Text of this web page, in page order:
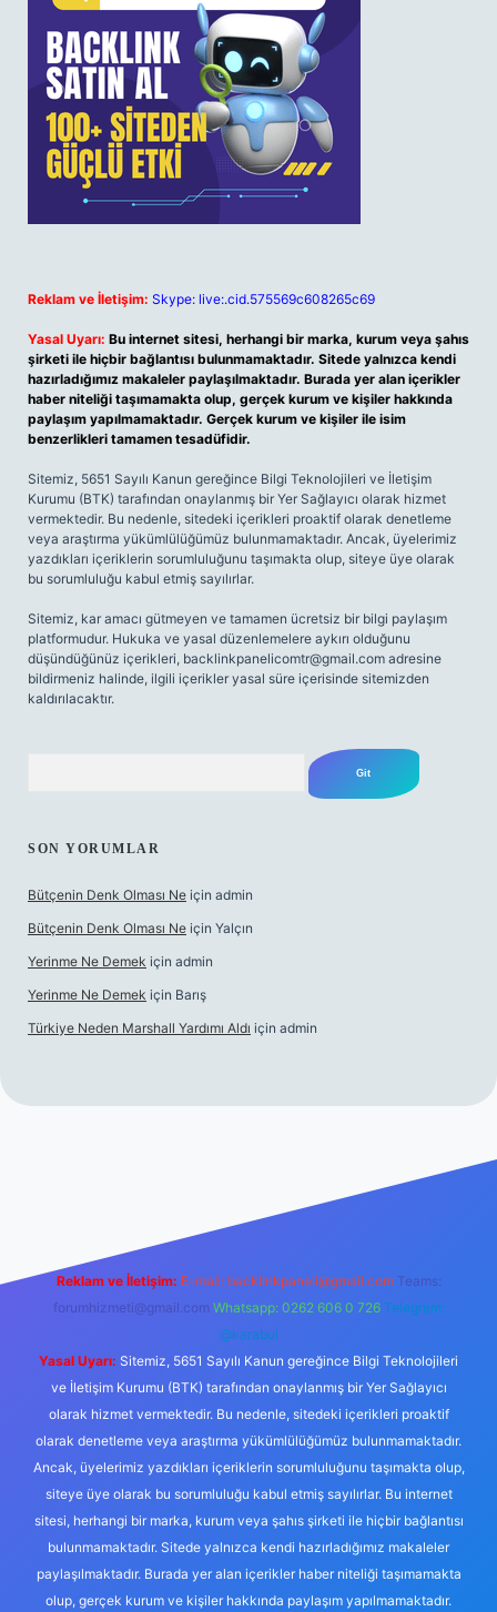
Reklam ve İletişim: Skype: live:.cid.575569c608265c69
Yasal Uyarı: Bu internet sitesi, herhangi bir marka, kurum veya şahıs
şirketi ile hiçbir bağlantısı bulunmamaktadır. Sitede yalnızca kendi
hazırladığımız makaleler paylaşılmaktadır. Burada yer alan içerikler
haber niteliği taşımamakta olup, gerçek kurum ve kişiler hakkında
paylaşım yapılmamaktadır. Gerçek kurum ve kişiler ile isim
benzerlikleri tamamen tesadüfidir.
Sitemiz, 5651 Sayılı Kanun gereğince Bilgi Teknolojileri ve İletişim
Kurumu (BTK) tarafından onaylanmış bir Yer Sağlayıcı olarak hizmet
vermektedir. Bu nedenle, sitedeki içerikleri proaktif olarak denetleme
veya araştırma yükümlülüğümüz bulunmamaktadır. Ancak, üyelerimiz
yazdıkları içeriklerin sorumluluğunu taşımakta olup, siteye üye olarak
bu sorumluluğu kabul etmiş sayılırlar.
Sitemiz, kar amacı gütmeyen ve tamamen ücretsiz bir bilgi paylaşım
platformudur. Hukuka ve yasal düzenlemelere aykırı olduğunu
düşündüğünüz içerikleri, backlinkpanelicomtr@gmail.com adresine
bildirmeniz halinde, ilgili içerikler yasal süre içerisinde sitemizden
kaldırılacaktır.
SON YORUMLAR
Bütçenin Denk Olması Ne için admin
Bütçenin Denk Olması Ne için Yalçın
Yerinme Ne Demek için admin
Yerinme Ne Demek için Barış
Türkiye Neden Marshall Yardımı Aldı için admin
Reklam ve İletişim: E-mail: backlinkpaneli@gmail.com Teams:
forumhizmeti@gmail.com Whatsapp: 0262 606 0 726 Telegram:
@karabul
Yasal Uyarı: Sitemiz, 5651 Sayılı Kanun gereğince Bilgi Teknolojileri
ve İletişim Kurumu (BTK) tarafından onaylanmış bir Yer Sağlayıcı
olarak hizmet vermektedir. Bu nedenle, sitedeki içerikleri proaktif
olarak denetleme veya araştırma yükümlülüğümüz bulunmamaktadır.
Ancak, üyelerimiz yazdıkları içeriklerin sorumluluğunu taşımakta olup,
siteye üye olarak bu sorumluluğu kabul etmiş sayılırlar. Bu internet
sitesi, herhangi bir marka, kurum veya şahıs şirketi ile hiçbir bağlantısı
bulunmamaktadır. Sitede yalnızca kendi hazırladığımız makaleler
paylaşılmaktadır. Burada yer alan içerikler haber niteliği taşımamakta
olup, gerçek kurum ve kişiler hakkında paylaşım yapılmamaktadır.